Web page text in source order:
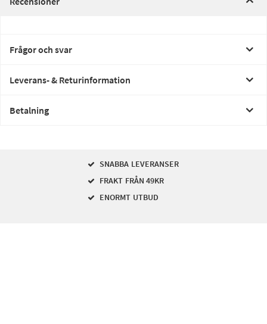
Frågor och svar
Leverans- & Returinformation
Betalning
SNABBA LEVERANSER
FRAKT FRÅN 49KR
ENORMT UTBUD